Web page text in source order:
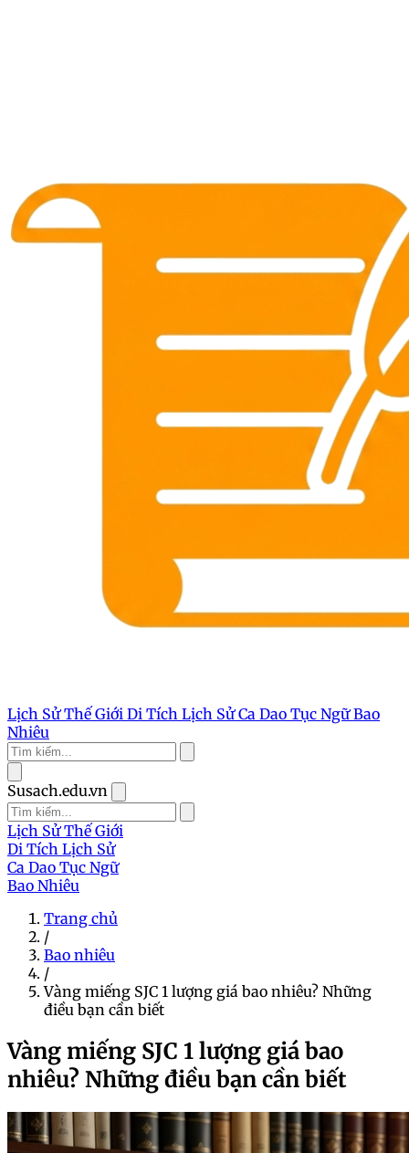
Lịch Sử Thế Giới Di Tích Lịch SửCa Dao Tục NgữBao
Nhiêu
Susach.edu.vn
Lịch Sử Thế Giới
Di Tích Lịch Sử
Ca Dao Tục Ngữ
Bao Nhiêu
Trang chủ
/
Bao nhiêu
/
Vàng miếng SJC 1 lượng giá bao nhiêu? Những
điều bạn cần biết
Vàng miếng SJC 1 lượng giá bao
nhiêu? Những điều bạn cần biết